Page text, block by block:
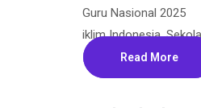
Guru Nasional 2025
iklim Indonesia,
Read More